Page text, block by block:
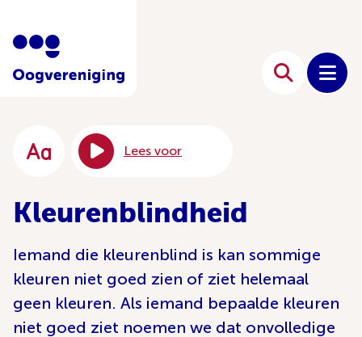
Lees voor
Kleurenblindheid
Iemand die kleurenblind is kan sommige
kleuren niet goed zien of ziet helemaal
geen kleuren. Als iemand bepaalde kleuren
niet goed ziet noemen we dat onvolledige